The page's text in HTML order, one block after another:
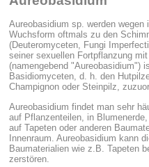
Aureobasidium sp. werden wegen
Wuchsform oftmals zu den
(Deuteromyceten, Fungi
seiner sexuellen Fortpflanzung
(namengebend "Aureobasidium")
Basidiomyceten, d. h. den
Champignon oder Steinpilz,
Aureobasidium findet man sehr
auf Pflanzenteilen, in
auf Tapeten oder anderen
Innenraum. Aureobasidium kann
Baumaterialien wie z.B. Tapeten
zerstören.